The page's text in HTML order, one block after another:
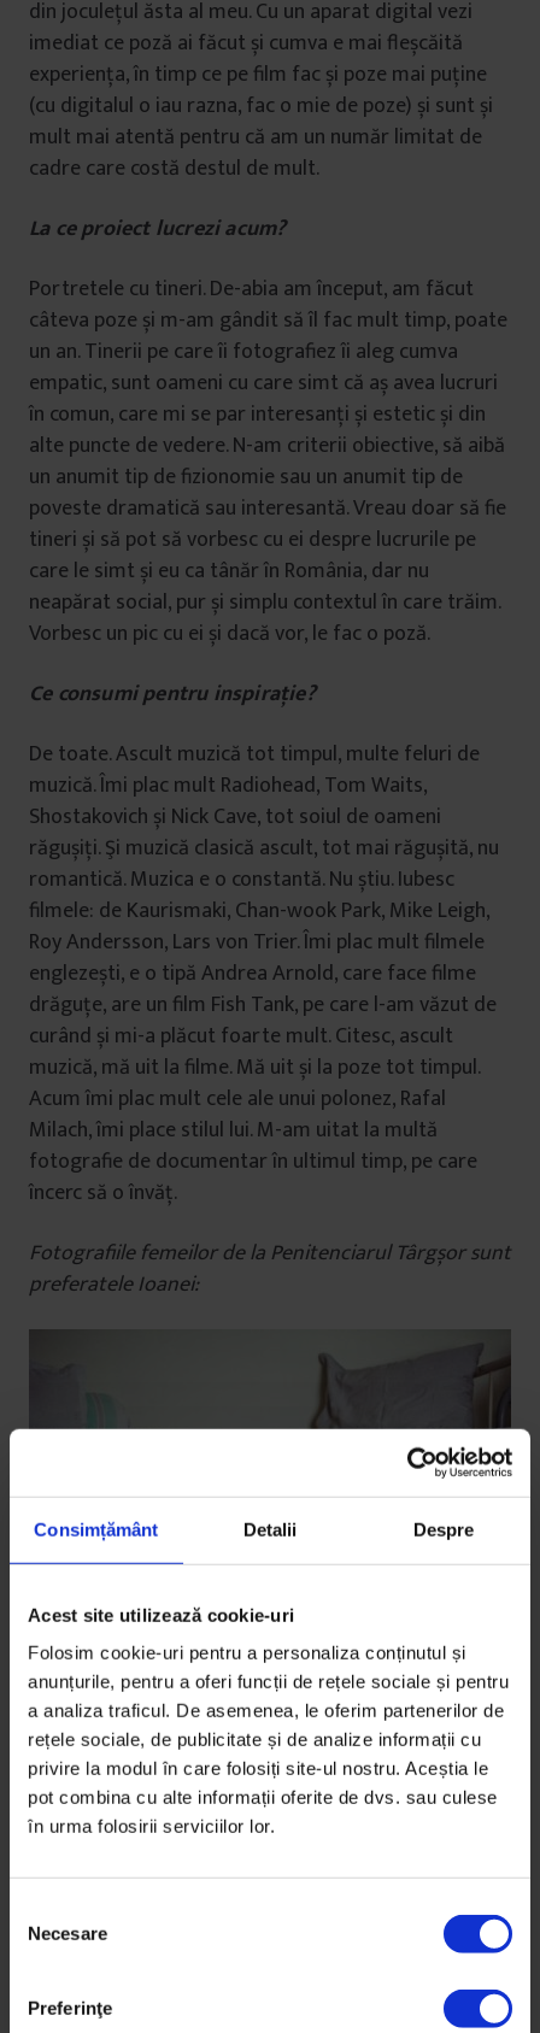
Consimțământ Detalii Despre
Acest site utilizează cookie-uri
Folosim cookie-uri pentru a personaliza conținutul și
anunțurile, pentru a oferi funcții de rețele sociale și pentru
a analiza traficul. De asemenea, le oferim partenerilor de
rețele sociale, de publicitate și de analize informații cu
privire la modul în care folosiți site-ul nostru. Aceștia le
pot combina cu alte informații oferite de dvs. sau culese
în urma folosirii serviciilor lor.
Necesare
Preferinţe
din joculețul ăsta al meu. Cu un aparat digital vezi
imediat ce poză ai făcut și cumva e mai fleșcăită
experiența, în timp ce pe film fac și poze mai puține
(cu digitalul o iau razna, fac o mie de poze) și sunt și
mult mai atentă pentru că am un număr limitat de
cadre care costă destul de mult.
La ce proiect lucrezi acum?
Portretele cu tineri. De-abia am început, am făcut
câteva poze și m-am gândit să îl fac mult timp, poate
un an. Tinerii pe care îi fotografiez îi aleg cumva
empatic, sunt oameni cu care simt că aș avea lucruri
în comun, care mi se par interesanți și estetic și din
alte puncte de vedere. N-am criterii obiective, să aibă
un anumit tip de fizionomie sau un anumit tip de
poveste dramatică sau interesantă. Vreau doar să fie
tineri și să pot să vorbesc cu ei despre lucrurile pe
care le simt și eu ca tânăr în România, dar nu
neapărat social, pur și simplu contextul în care trăim.
Vorbesc un pic cu ei și dacă vor, le fac o poză.
Ce consumi pentru inspirație?
De toate. Ascult muzică tot timpul, multe feluri de
muzică. Îmi plac mult Radiohead, Tom Waits,
Shostakovich și Nick Cave, tot soiul de oameni
răgușiți. Şi muzică clasică ascult, tot mai răgușită, nu
romantică. Muzica e o constantă. Nu știu. Iubesc
filmele: de Kaurismaki, Chan-wook Park, Mike Leigh,
Roy Andersson, Lars von Trier. Îmi plac mult filmele
englezești, e o tipă Andrea Arnold, care face filme
drăguțe, are un film Fish Tank, pe care l-am văzut de
curând și mi-a plăcut foarte mult. Citesc, ascult
muzică, mă uit la filme. Mă uit și la poze tot timpul.
Acum îmi plac mult cele ale unui polonez, Rafal
Milach, îmi place stilul lui. M-am uitat la multă
fotografie de documentar în ultimul timp, pe care
încerc să o învăț.
Fotografiile femeilor de la Penitenciarul Târgșor sunt
preferatele Ioanei:
pedeapsă de 3 ani pentru furt.